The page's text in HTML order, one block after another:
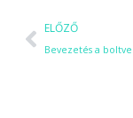
ELŐZŐ